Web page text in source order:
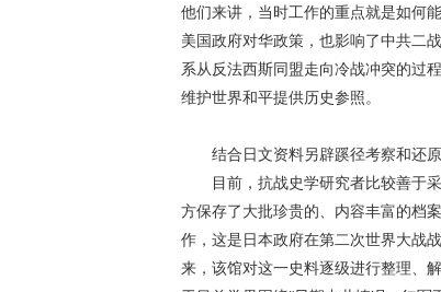
他们来讲，当时工作的重点就是如何
美国政府对华政策，也影响了中共二
系从反法西斯同盟走向冷战冲突的过
维护世界和平提供历史参照。
结合日文资料另辟蹊径考察和还
目前，抗战史学研究者比较善于
方保存了大批珍贵的、内容丰富的档
作，这是日本政府在第二次世界大战
来，该馆对这一史料逐级进行整理、